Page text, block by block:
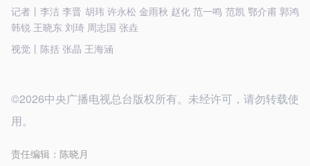
记者丨李洁 李晋 胡玮 许永松 金雨秋 赵化 范一鸣 范凯 鄂介甫 郭鸿
韩锐 王晓东 刘琦 周志国 张垚
视觉丨陈括 张晶 王海涵
©2026中央广播电视总台版权所有。未经许可，请勿转载使
用。
责任编辑： 陈晓月